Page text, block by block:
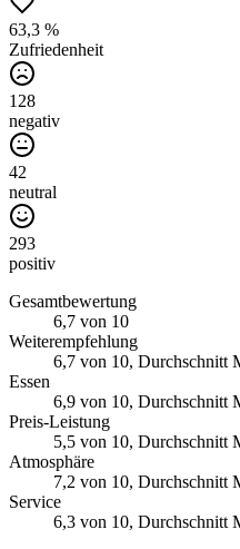
63,3 %
Zufriedenheit
128
negativ
42
neutral
293
positiv
Gesamtbewertung
6,7 von 10
Weiterempfehlung
6,7 von 10, Durchschnitt
Essen
6,9 von 10, Durchschnitt
Preis-Leistung
5,5 von 10, Durchschnitt
Atmosphäre
7,2 von 10, Durchschnitt
Service
6,3 von 10, Durchschnitt